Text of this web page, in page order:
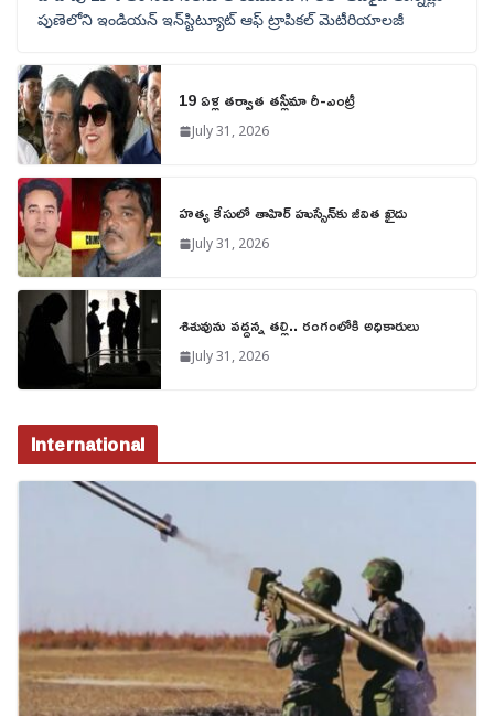
పుణెలోని ఇండియన్ ఇన్‌స్టిట్యూట్ ఆఫ్ ట్రాపికల్ మెటీరియాలజీ
19 ఏళ్ల తర్వాత తస్లీమా రీ-ఎంట్రీ
July 31, 2026
హత్య కేసులో తాహిర్ హుస్సేన్‌కు జీవిత ఖైదు
July 31, 2026
శిశువును వద్దన్న తల్లి.. రంగంలోకి అధికారులు
July 31, 2026
International